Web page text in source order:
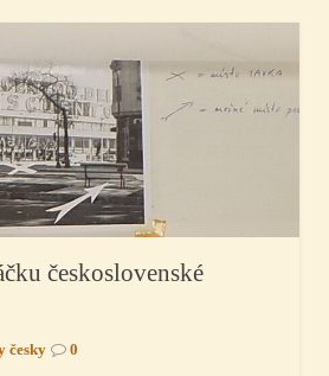
československé
česky 0